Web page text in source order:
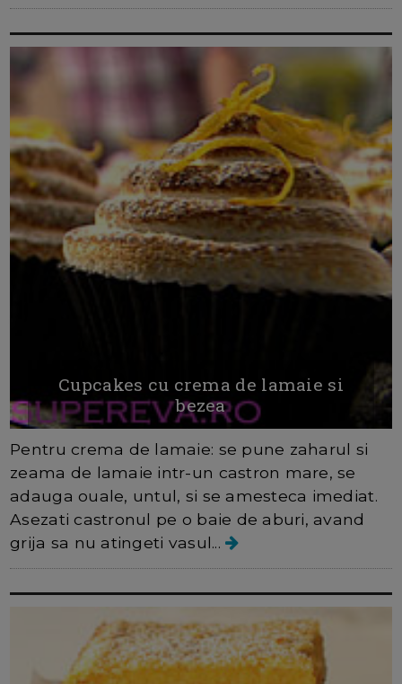
Cupcakes cu crema de lamaie si
bezea
Pentru crema de lamaie: se pune zaharul si
zeama de lamaie intr-un castron mare, se
adauga ouale, untul, si se amesteca imediat.
Asezati castronul pe o baie de aburi, avand
grija sa nu atingeti vasul...